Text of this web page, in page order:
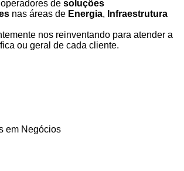
de soluções
nas áreas de Energia, Infraestrutura
nos reinventando para atender a
ou geral de cada cliente.
em Negócios